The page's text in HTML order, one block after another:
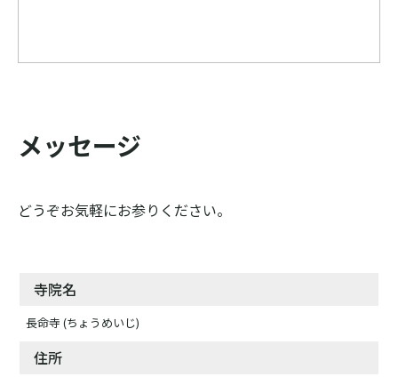
メッセージ
どうぞお気軽にお参りください。
寺院名
長命寺 (ちょうめいじ)
住所